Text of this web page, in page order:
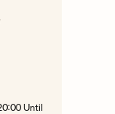
Until